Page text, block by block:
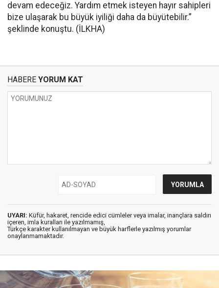
devam edeceğiz. Yardım etmek isteyen hayır sahipleri
bize ulaşarak bu büyük iyiliği daha da büyütebilir.”
şeklinde konuştu. (İLKHA)
HABERE YORUM KAT
UYARI: Küfür, hakaret, rencide edici cümleler veya imalar, inançlara saldırı
içeren, imla kuralları ile yazılmamış,
Türkçe karakter kullanılmayan ve büyük harflerle yazılmış yorumlar
onaylanmamaktadır.